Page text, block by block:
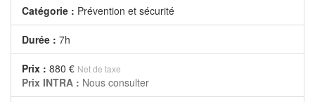
Catégorie : Prévention et sécurité
Durée : 7h
Prix : 880 € Net de taxe
Prix INTRA : Nous consulter